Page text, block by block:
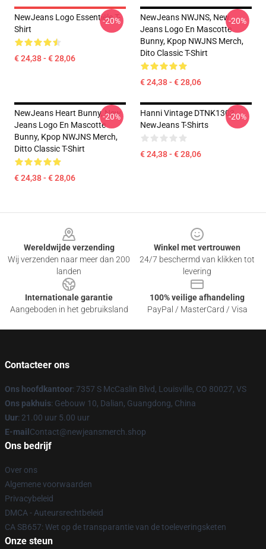
NewJeans Logo Essentiële T-
Shirt
€ 24,38 - € 28,06
-20%
NewJeans NWJNS, New
Jeans Logo En Mascotte
Bunny, Kpop NWJNS Merch,
Dito Classic T-Shirt
€ 24,38 - € 28,06
-20%
NewJeans Heart Bunny, New
Jeans Logo En Mascotte
Bunny, Kpop NWJNS Merch,
Ditto Classic T-Shirt
€ 24,38 - € 28,06
-20%
Hanni Vintage DTNK1303
NewJeans T-Shirts
€ 24,38 - € 28,06
-20%
Wereldwijde verzending
Wij verzenden naar meer dan 200
landen
Winkel met vertrouwen
24/7 beschermd van klikken tot
levering
Internationale garantie
Aangeboden in het gebruiksland
100% veilige afhandeling
PayPal / MasterCard / Visa
Contacteer ons
Ons hoofdkantoor: 7357 S McCaslin Blvd, Louisville, CO 80027, VS
Ons pakhuis: Gebouw 10, Dalian, Guangdong, China
Uur: 21.00 uur 5.00 uur
E-mail Contact@newjeansmerch.shop
Ons bedrijf
Over ons
Algemene voorwaarden
Privacybeleid
DMCA - Auteursrechtbeleid
CA SB657: Wet op de transparantie van de toeleveringsketen
Onze steun